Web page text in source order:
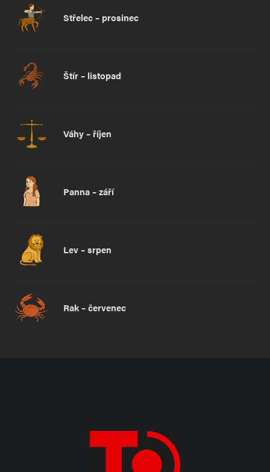
Střelec – prosinec
Štír – listopad
Váhy – říjen
Panna – září
Lev – srpen
Rak – červenec